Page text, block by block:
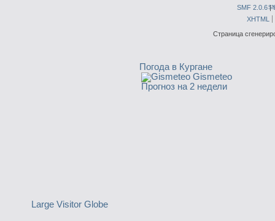
SMF 2.0.6|
XHTML
Страница
Large Visitor Globe
Погода в Кургане
Gismeteo
Прогноз на 2 недели